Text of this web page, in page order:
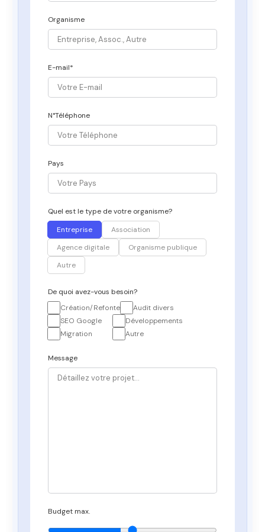
Organisme
E-mail*
N°Téléphone
Pays
Quel est le type de votre organisme?
Entreprise
Association
Agence digitale
Organisme publique
Autre
De quoi avez-vous besoin?
Création/Refonte
Audit divers
SEO Google
Développements
Migration
Autre
Message
Budget max.